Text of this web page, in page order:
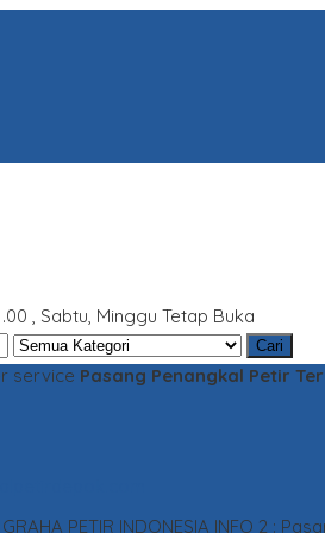
, Sabtu, Minggu Tetap Buka
Cari
service Pasang Penangkal Petir
PETIR INDONESIA INFO 2 :